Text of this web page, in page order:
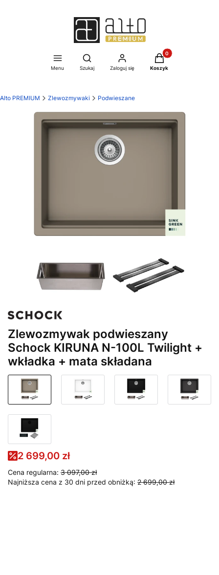
Menu
Otwórz wyszukiwarkę
Szukaj Zaloguj się
Produkty w
Koszyk
Alto PREMIUM Zlewozmywaki Podwieszane
Zlewozmywak podwieszany
Schock KIRUNA N-100L Twilight +
wkładka + mata składana
2 699,00 zł
Cena regularna: 3 097,00 zł
Najniższa cena z 30 dni przed obniżką: 2 699,00 zł